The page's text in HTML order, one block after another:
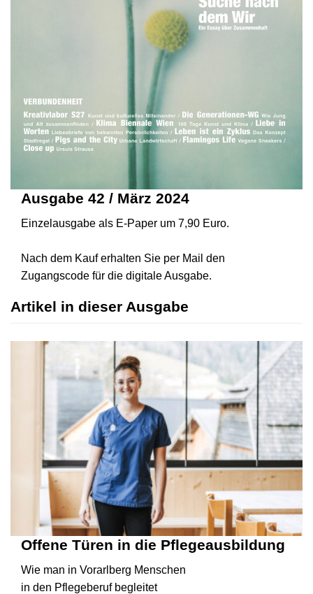
Ausgabe 42 / März 2024
Einzelausgabe als E-Paper um 7,90 Euro.
Nach dem Kauf erhalten Sie per Mail den
Zugangscode für die digitale Ausgabe.
Artikel in dieser Ausgabe
Offene Türen in die Pflegeausbildung
Wie man in Vorarlberg Menschen
in den Pflegeberuf begleitet